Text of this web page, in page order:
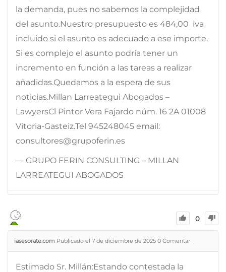
la demanda, pues no sabemos la complejidad
del asunto.Nuestro presupuesto es 484,00  iva
incluido si el asunto es adecuado a ese importe.
Si es complejo el asunto podría tener un
incremento en función a las tareas a realizar
añadidas.Quedamos a la espera de sus
noticias.Millan Larreategui Abogados –
LawyersCl Pintor Vera Fajardo núm. 16 2A 01008
Vitoria-Gasteiz.Tel 945248045 email:
consultores@grupoferin.es
— GRUPO FERIN CONSULTING – MILLAN
LARREATEGUI ABOGADOS
0
iasesorate.com Publicado el 7 de diciembre de 2025 0 Comentar
Estimado Sr. Millán:Estando contestada la